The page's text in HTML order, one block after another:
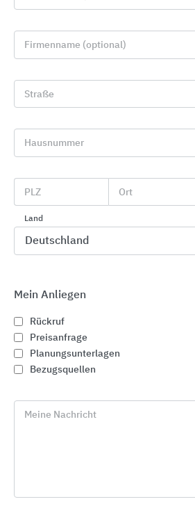
GROHE Spezialarmaturen
Erlau barrierefreies Bad
Firmenname (optional)
Straße
Hausnummer
PLZ Ort
Land
Mein Anliegen
Rückruf
Preisanfrage
Planungsunterlagen
Bezugsquellen
Meine Nachricht